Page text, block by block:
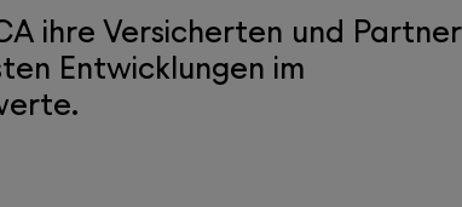
ihre Versicherten und Partner
Entwicklungen im